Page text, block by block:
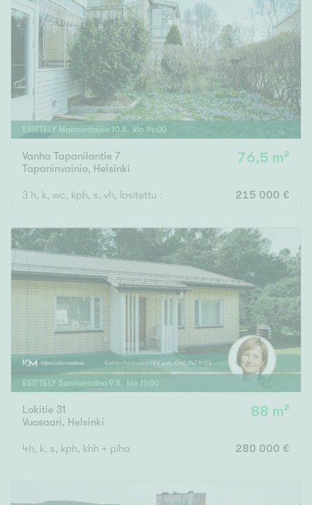
ESITTELY Maanantaina 10.8. klo 14:00
Vanha Tapanilantie 7
Tapaninvainio, Helsinki
76,5 m²
3 h, k, wc, kph, s, vh, lasitettu terassi, piha 215 000 €
ESITTELY Sunnuntaina 9.8. klo 11 :00
Lokitie 31
Vuosaari, Helsinki
88 m²
4h, k, s, kph, khh + piha 280 000 €